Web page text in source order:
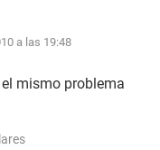
a las 19:48
mismo problema